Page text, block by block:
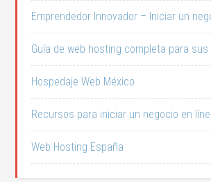
Emprendedor Innovador – Iniciar un
Guía de web hosting completa para
Hospedaje Web México
Recursos para iniciar un negocio en
Web Hosting España